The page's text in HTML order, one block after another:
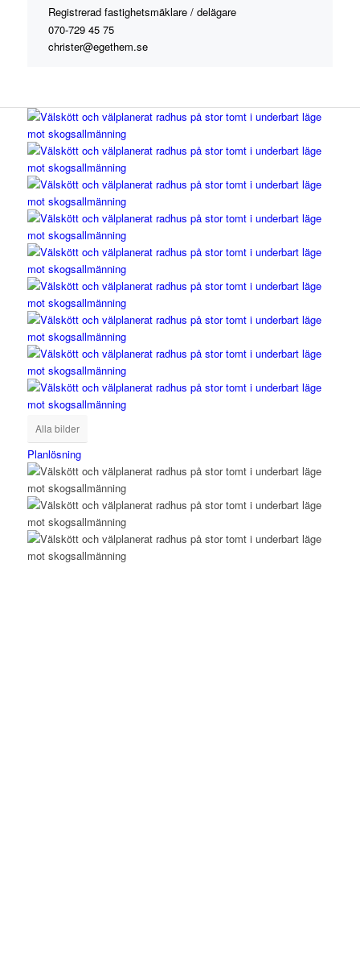
Registrerad fastighetsmäklare / delägare
070-729 45 75
christer@egethem.se
Alla bilder
Planlösning